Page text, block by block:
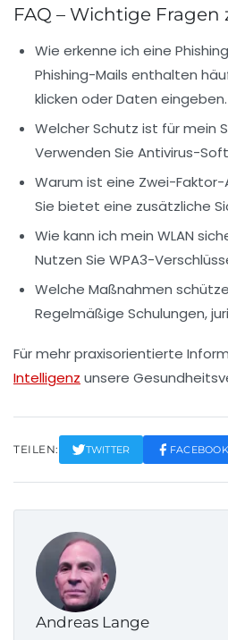
FAQ – Wichtige
Wie erkenne ich eine
Phishing-Mails enthalten
klicken oder Daten eingeben.
Welcher Schutz ist für mein
Verwenden Sie Antivirus-
Warum ist eine Zwei-
Sie bietet eine zusätzliche
Wie kann ich mein WLAN
Nutzen Sie WPA3-
Welche Maßnahmen
Regelmäßige Schulungen,
Für mehr praxisorientierte
Intelligenz unsere
TEILEN: TWITTER FACEBOOK
Andreas Lange